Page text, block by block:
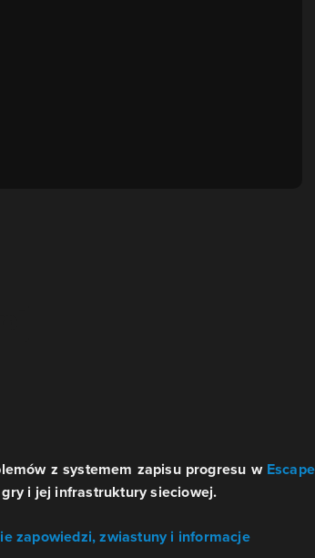
z systemem zapisu progresu w Escape
i jej infrastruktury sieciowej.
zapowiedzi, zwiastuny i informacje